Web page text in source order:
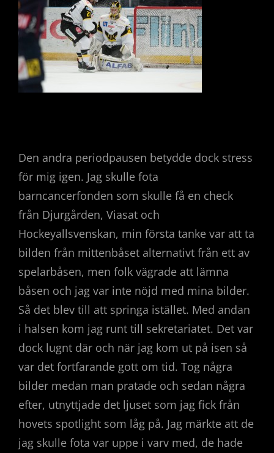
Den andra periodpausen betydde dock stress
för mig igen. Jag skulle fota
barncancerfonden som skulle få en check
från Djurgården, Viasat och
Hockeyallsvenskan, min första tanke var att ta
bilden från mittenbåset alternativt från ett av
spelarbåsen, men folk vägrade att lämna
båsen och jag var inte nöjd med mina bilder.
Så det blev till att springa istället. Med andan
i halsen kom jag runt till sekretariatet. Det var
dock lugnt där och när jag kom ut på isen så
var det fortfarande gott om tid. Tog några
bilder medan man pratade och sedan några
efter, utnyttjade det ljuset som jag fick från
hovets spotlight som låg på. Jag märkte att de
jag skulle fota var uppe i varv med, de hade